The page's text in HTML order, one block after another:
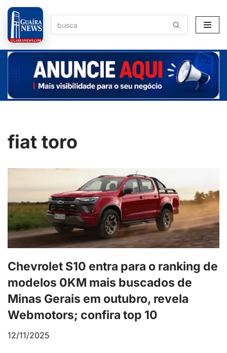
Pular
para
o
conteúdo
fiat toro
Chevrolet S10 entra para o ranking de
modelos 0KM mais buscados de
Minas Gerais em outubro, revela
Webmotors; confira top 10
12/11/2025